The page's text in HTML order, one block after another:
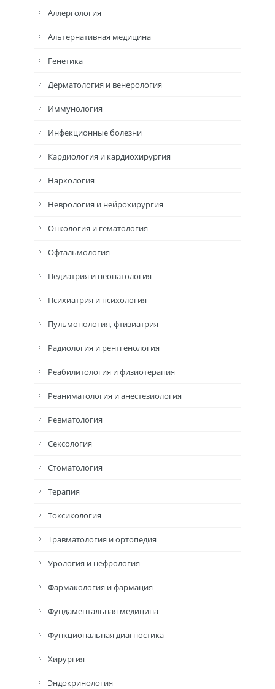
Аллергология
Альтернативная медицина
Генетика
Дерматология и венерология
Иммунология
Инфекционные болезни
Кардиология и кардиохирургия
Наркология
Неврология и нейрохирургия
Онкология и гематология
Офтальмология
Педиатрия и неонатология
Психиатрия и психология
Пульмонология, фтизиатрия
Радиология и рентгенология
Реабилитология и физиотерапия
Реаниматология и анестезиология
Ревматология
Сексология
Стоматология
Терапия
Токсикология
Травматология и ортопедия
Урология и нефрология
Фармакология и фармация
Фундаментальная медицина
Функциональная диагностика
Хирургия
Эндокринология